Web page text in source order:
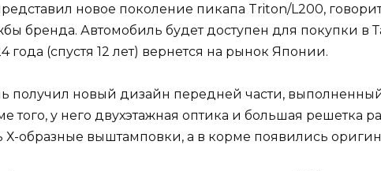
новое поколение пикапа Triton/L200,
бренда. Автомобиль будет доступен для покупки в
года (спустя 12 лет) вернется на рынок Японии.
получил новый дизайн передней части,
того, у него двухэтажная оптика и большая решетка
Х-образные выштамповки, а в корме появились